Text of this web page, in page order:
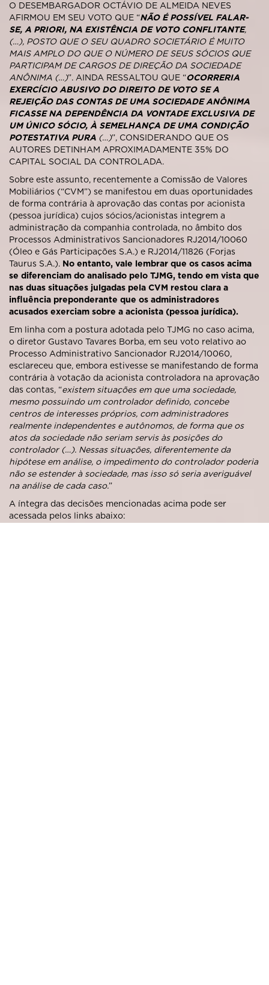
O DESEMBARGADOR OCTÁVIO DE ALMEIDA NEVES
AFIRMOU EM SEU VOTO QUE “NÃO É POSSÍVEL FALAR-
SE, A PRIORI, NA EXISTÊNCIA DE VOTO CONFLITANTE,
(…), POSTO QUE O SEU QUADRO SOCIETÁRIO É MUITO
MAIS AMPLO DO QUE O NÚMERO DE SEUS SÓCIOS QUE
PARTICIPAM DE CARGOS DE DIREÇÃO DA SOCIEDADE
ANÔNIMA (…)”. AINDA RESSALTOU QUE “OCORRERIA
EXERCÍCIO ABUSIVO DO DIREITO DE VOTO SE A
REJEIÇÃO DAS CONTAS DE UMA SOCIEDADE ANÔNIMA
FICASSE NA DEPENDÊNCIA DA VONTADE EXCLUSIVA DE
UM ÚNICO SÓCIO, À SEMELHANÇA DE UMA CONDIÇÃO
POTESTATIVA PURA (…)”, CONSIDERANDO QUE OS
AUTORES DETINHAM APROXIMADAMENTE 35% DO
CAPITAL SOCIAL DA CONTROLADA.
Sobre este assunto, recentemente a Comissão de Valores
Mobiliários (“CVM”) se manifestou em duas oportunidades
de forma contrária à aprovação das contas por acionista
(pessoa jurídica) cujos sócios/acionistas integrem a
administração da companhia controlada, no âmbito dos
Processos Administrativos Sancionadores RJ2014/10060
(Óleo e Gás Participações S.A.) e RJ2014/11826 (Forjas
Taurus S.A.). No entanto, vale lembrar que os casos acima
se diferenciam do analisado pelo TJMG, tendo em vista que
nas duas situações julgadas pela CVM restou clara a
influência preponderante que os administradores
acusados exerciam sobre a acionista (pessoa jurídica).
Em linha com a postura adotada pelo TJMG no caso acima,
o diretor Gustavo Tavares Borba, em seu voto relativo ao
Processo Administrativo Sancionador RJ2014/10060,
esclareceu que, embora estivesse se manifestando de forma
contrária à votação da acionista controladora na aprovação
das contas, “existem situações em que uma sociedade,
mesmo possuindo um controlador definido, concebe
centros de interesses próprios, com administradores
realmente independentes e autônomos, de forma que os
atos da sociedade não seriam servis às posições do
controlador (…). Nessas situações, diferentemente da
hipótese em análise, o impedimento do controlador poderia
não se estender à sociedade, mas isso só seria averiguável
na análise de cada caso.”
A íntegra das decisões mencionadas acima pode ser
acessada pelos links abaixo: